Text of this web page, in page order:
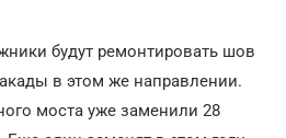
будут ремонтировать шов
в этом же направлении.
моста уже заменили 28